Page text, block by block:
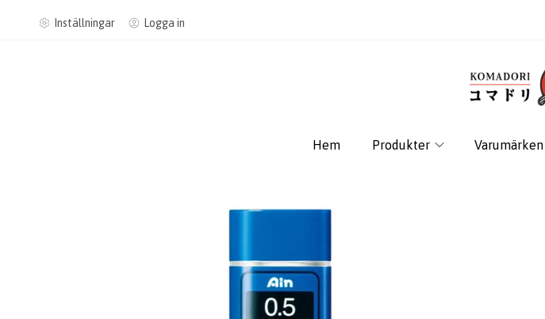
Inställningar Logga in
Hem Produkter Varumärken